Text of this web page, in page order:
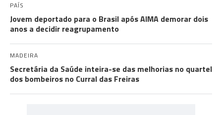
PAÍS
Jovem deportado para o Brasil após AIMA demorar dois
anos a decidir reagrupamento
MADEIRA
Secretária da Saúde inteira-se das melhorias no quartel
dos bombeiros no Curral das Freiras